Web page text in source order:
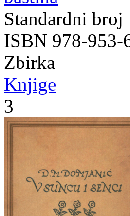
Standardni broj
ISBN 978-953-
Zbirka
Knjige
3